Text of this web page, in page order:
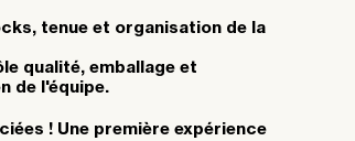
tenue et organisation de la
qualité, emballage et
de l'équipe.
! Une première expérience